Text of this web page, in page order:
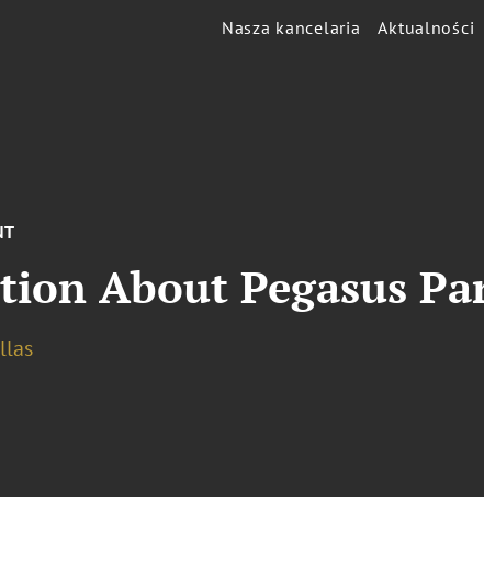
Nasza kancelaria Aktualności
About Pegasus